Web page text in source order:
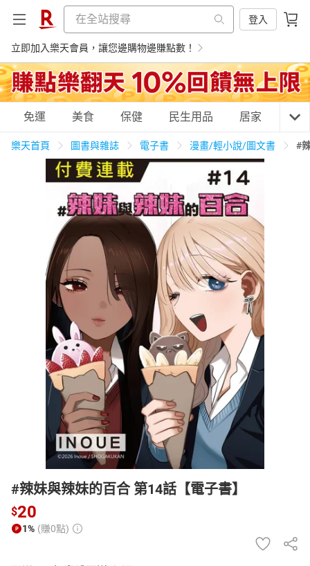
登入
立即加入樂天會員，讓您邊購物邊賺點數！
購物網分類
天天免運 美食蛋糕 養生保健 民生用品
居家生活 3C家電 運動休閒 親子玩具
女裝 男裝 化妝保養 情趣用品
日本購物 電子/紙本書
HOT
免運 美食 保健 民生用品 居家 3C
樂天首頁 圖書與雜誌 電子書 漫畫/輕小說/圖文書 #
#辣妹與辣妹的百合 第14話【電子書】
$20
1% (賺0點)